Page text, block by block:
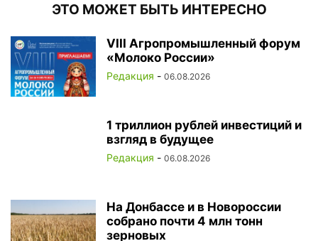
ЭТО МОЖЕТ БЫТЬ ИНТЕРЕСНО
VIII Агропромышленный форум
«Молоко России»
Редакция - 06.08.2026
1 триллион рублей инвестиций и
взгляд в будущее
Редакция - 06.08.2026
На Донбассе и в Новороссии
собрано почти 4 млн тонн
зерновых